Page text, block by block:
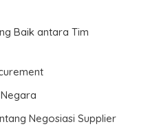
Baik antara Tim
Negosiasi Supplier